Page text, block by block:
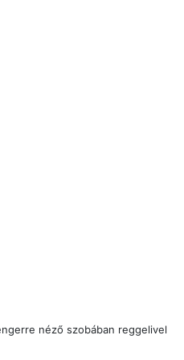
néző szobában reggelivel